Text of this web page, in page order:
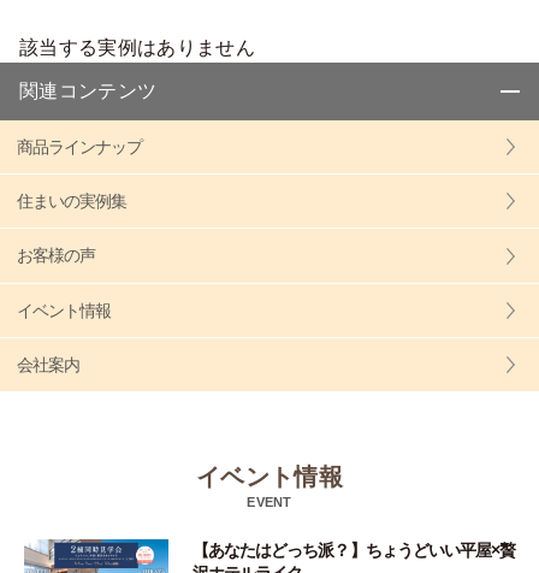
該当する実例はありません
関連コンテンツ
商品ラインナップ
住まいの実例集
お客様の声
イベント情報
会社案内
イベント情報
EVENT
【あなたはどっち派？】ちょうどいい平屋×贅